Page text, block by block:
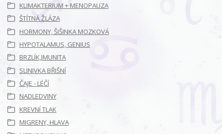
KLIMAKTERIUM + MENOPAUZA
ŠTÍTNÁ ŽLÁZA
HORMONY, ŠIŠINKA MOZKOVÁ
HYPOTALAMUS, GENIUS
BRZLÍK,IMUNITA
SLINIVKA BŘIŠNÍ
ČAJE - LÉČÍ
NADLEDVINY
KREVNÍ TLAK
MIGRENY, HLAVA